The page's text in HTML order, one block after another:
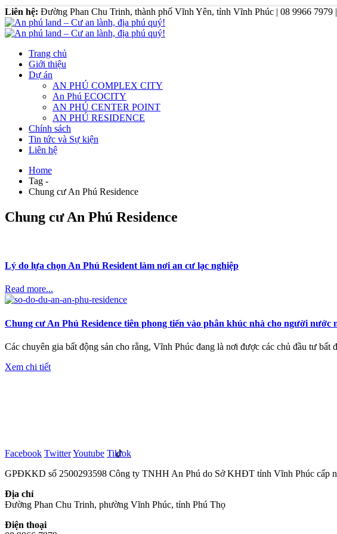
Liên hệ: Đường Phan Chu Trinh, thành phố Vĩnh Yên, tỉnh Vĩnh Phúc | 08 9966 7979
Trang chủ
Giới thiệu
Dự án
AN PHÚ COMPLEX CITY
An Phú ECOCITY
AN PHÚ CENTER POINT
AN PHÚ RESIDENCE
Chính sách
Tin tức và Sự kiện
Liên hệ
Home
Tag -
Chung cư An Phú Residence
Chung cư An Phú Residence
Lý do lựa chọn An Phú Resident làm nơi an cư lạc nghiệp
Read more...
Chung cư An Phú Residence tiên phong tiến vào phân khúc nhà cho người
Các chuyên gia bất động sản cho rằng, Vĩnh Phúc đang là nơi được các chủ đầu tư
Xem chi tiết
Facebook TwitterYoutube Tiktok
GPĐKKD số 2500293598 Công ty TNHH An Phú do Sở KHĐT tỉnh Vĩnh Phúc cấp
Địa chỉ
Đường Phan Chu Trinh, phường Vĩnh Phúc, tỉnh Phú Thọ
Điện thoại